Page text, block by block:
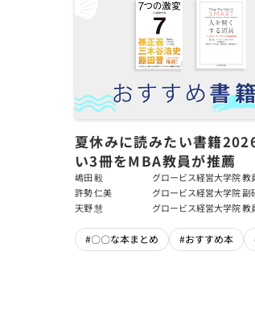
夏休みに読みたい書籍
い3冊をMBA教員が推薦
嶋田 毅
グロービス経営大学院
許勢 仁美
グロービス経営大学院 副
天野 慧
グロービス経営大学院 教
#〇〇な本まとめ #おすすめ本